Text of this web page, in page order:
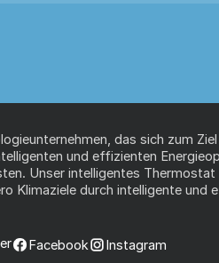
das sich zum
und effizienten
Unser intelligentes
Klimaziele durch intelligente und
Facebook Instagram